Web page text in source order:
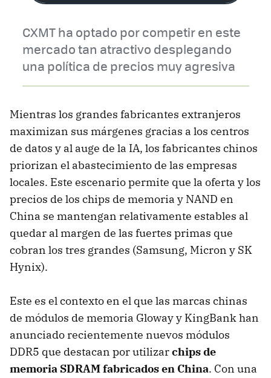
CXMT ha optado por competir en este
mercado tan atractivo desplegando
una política de precios muy agresiva
Mientras los grandes fabricantes extranjeros
maximizan sus márgenes gracias a los centros
de datos y al auge de la IA, los fabricantes chinos
priorizan el abastecimiento de las empresas
locales. Este escenario permite que la oferta y los
precios de los chips de memoria y NAND en
China se mantengan relativamente estables al
quedar al margen de las fuertes primas que
cobran los tres grandes (Samsung, Micron y SK
Hynix).
Este es el contexto en el que las marcas chinas
de módulos de memoria Gloway y KingBank han
anunciado recientemente nuevos módulos
DDR5 que destacan por utilizarchips de
memoria SDRAM fabricados en China. Con una